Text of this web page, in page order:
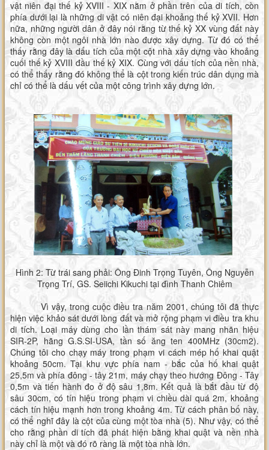
vật niên đại thế kỷ XVIII - XIX nằm ở phần trên của di tích, còn
phía dưới lại là những di vật có niên đại khoảng thế kỷ XVII. Hơn
nữa, những người dân ở đây nói rằng từ thế kỷ XX vùng đất này
không còn một ngôi nhà lớn nào được xây dựng. Từ đó có thể
thấy rằng đây là dấu tích của một cột nhà xây dựng vào khoảng
cuối thế kỷ XVIII đầu thế kỷ XIX. Cùng với dấu tích của nền nhà,
có thể thấy rằng đó không thể là cột trong kiến trúc dân dụng mà
chỉ có thể là dấu vết của một công trình xây dựng lớn.
Hình 2: Từ trái sang phải: Ông Đinh Trọng Tuyên, Ông Nguyễn
Trọng Trí, GS. Seiichi Kikuchi tại đình Thanh Chiêm
Vì vậy, trong cuộc điều tra năm 2001, chúng tôi đã thực
hiện việc khảo sát dưới lòng đất và mở rộng phạm vi điều tra khu
di tích. Loại máy dùng cho lần thám sát này mang nhãn hiệu
SIR-2P, hãng G.S.SI-USA, tần số ăng ten 400MHz (30cm2).
Chúng tôi cho chạy máy trong phạm vi cách mép hố khai quật
khoảng 50cm. Tại khu vực phía nam - bắc của hố khai quật
25,5m và phía đông - tây 21m, máy chạy theo hướng Đông - Tây
0,5m và tiến hành đo ở độ sâu 1,8m. Kết quả là bắt đầu từ độ
sâu 30cm, có tín hiệu trong phạm vi chiều dài quá 2m, khoảng
cách tín hiệu mạnh hơn trong khoảng 4m. Từ cách phân bố này,
có thể nghĩ đây là cột của cùng một tòa nhà (5). Như vậy, có thể
cho rằng phần di tích đã phát hiện bằng khai quật và nền nhà
này chỉ là một và đó rõ ràng là một tòa nhà lớn.